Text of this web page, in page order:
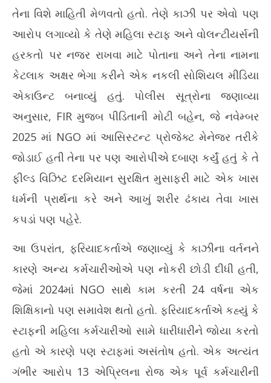
તેના વિશે માહિતી મેળવતો હતો. તેણે કાઝી પર એવો પણ
આરોપ લગાવ્યો કે તેણે મહિલા સ્ટાફ અને વોલન્ટીયર્સની
હરકતો પર નજર રાખવા માટે પોતાના અને તેના નામના
કેટલાક અક્ષર ભેગા કરીને એક નકલી સોશિયલ મીડિયા
એકાઉન્ટ બનાવ્યું હતું. પોલીસ સૂત્રોના જણાવ્યા
અનુસાર, FIR મુજબ પીડિતાની મોટી બહેન, જે નવેમ્બર
2025 માં NGO માં આસિસ્ટન્ટ પ્રોજેક્ટ મેનેજર તરીકે
જોડાઈ હતી તેના પર પણ આરોપીએ દબાણ કર્યું હતું કે તે
ફીલ્ડ વિઝિટ દરમિયાન સુરક્ષિત મુસાફરી માટે એક ખાસ
ધર્મની પ્રાર્થના કરે અને આખું શરીર ઢંકાય તેવા ખાસ
કપડાં પણ પહેરે.
આ ઉપરાંત, ફરિયાદકર્તાએ જણાવ્યું કે કાઝીના વર્તનને
કારણે અન્ય કર્મચારીઓએ પણ નોકરી છોડી દીધી હતી,
જેમાં 2024માં NGO સાથે કામ કરતી 24 વર્ષના એક
શિક્ષિકાનો પણ સમાવેશ થતો હતો. ફરિયાદકર્તાએ કહ્યું કે
સ્ટાફની મહિલા કર્મચારીઓ સામે ધારીધારીને જોયા કરતો
હતો એ કારણે પણ સ્ટાફમાં અસંતોષ હતો. એક અત્યંત
ગંભીર આરોપ 13 એપ્રિલના રોજ એક પૂર્વ કર્મચારીની